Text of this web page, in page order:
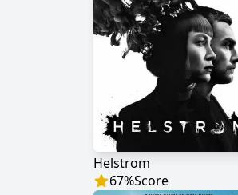
Helstrom
67%Score